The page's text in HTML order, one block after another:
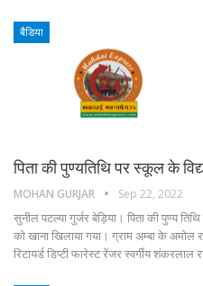
बैडिया
पिता की पुण्यतिथि पर स्कूल के
MOHAN GURJAR Sep 22, 2022
सुनील पटल्या गुर्जर बेड़िया। पिता की पुण्य
को खाना खिलाया गया। ग्राम अम्बा के अमोल
रिटायर्ड डिप्टी फारेस्ट रेंजर स्वर्गीय शंकरलाल